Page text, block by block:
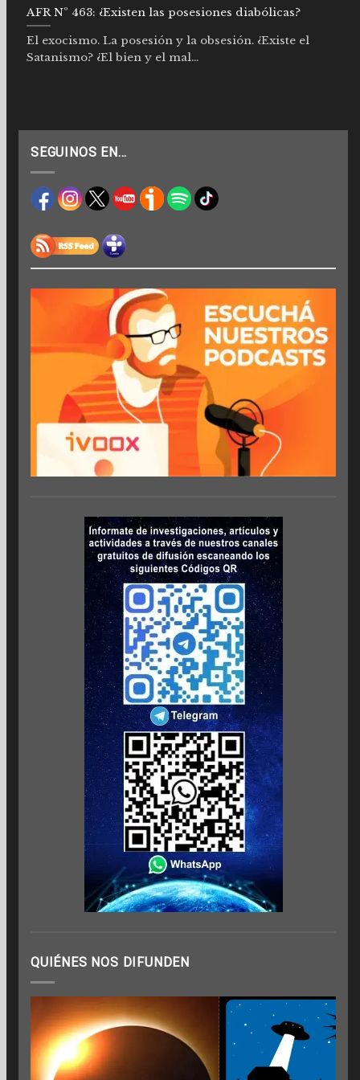
AFR Nº 463: ¿Existen las posesiones diabólicas?
El exocismo. La posesión y la obsesión. ¿Existe el
Satanismo? ¿El bien y el mal...
SEGUINOS EN…
QUIÉNES NOS DIFUNDEN